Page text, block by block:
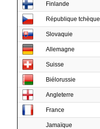
Finlande
République tchèque
Slovaquie
Allemagne
Suisse
Biélorussie
Angleterre
France
Jamaïque